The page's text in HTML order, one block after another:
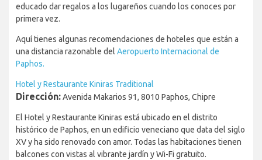
educado dar regalos a los lugareños cuando los conoces por
primera vez.
Aquí tienes algunas recomendaciones de hoteles que están a
una distancia razonable del Aeropuerto Internacional de
Paphos.
Hotel y Restaurante Kiniras Traditional
Dirección:Avenida Makarios 91, 8010 Paphos, Chipre
El Hotel y Restaurante Kiniras está ubicado en el distrito
histórico de Paphos, en un edificio veneciano que data del siglo
XV y ha sido renovado con amor. Todas las habitaciones tienen
balcones con vistas al vibrante jardín y Wi-Fi gratuito.